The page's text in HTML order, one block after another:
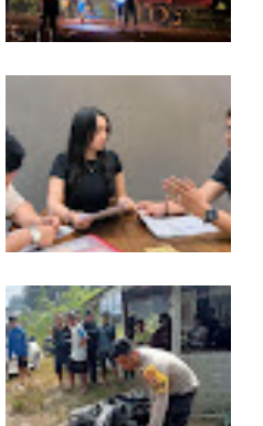
13 Jam Berjuang, Polsek
Toba dan Warga Berhasil
Jinakkan Karhutla 7 Hektare
di Desa Bagan Asam
Diduga Jadi Korban
Penyebaran Foto Pribadi
dan Dicemarkan di TikTok,
AF Lapor ke Polda Sumut